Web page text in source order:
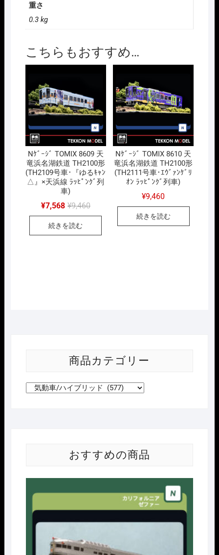
重さ
0.3 kg
こちらもおすすめ…
Nｹﾞｰｼﾞ TOMIX 8609 天
竜浜名湖鉄道 TH2100形
(TH2109号車･『ゆるｷｬﾝ
△』×天浜線 ﾗｯﾋﾟﾝｸﾞ列
車)
¥9,460元
は
¥7,568
現
格
続きを読む
Nｹﾞｰｼﾞ TOMIX 8610 天
竜浜名湖鉄道 TH2100形
(TH2111号車･ｴｳﾞｧﾝｹﾞﾘ
ｵﾝ ﾗｯﾋﾟﾝｸﾞ列車)
¥9,460
続きを読む
商品カテゴリー
おすすめの商品